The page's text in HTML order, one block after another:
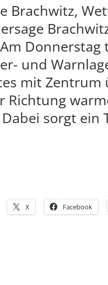
Brachwitz,
und
mit
Richtung
sorgt ein
X Facebook